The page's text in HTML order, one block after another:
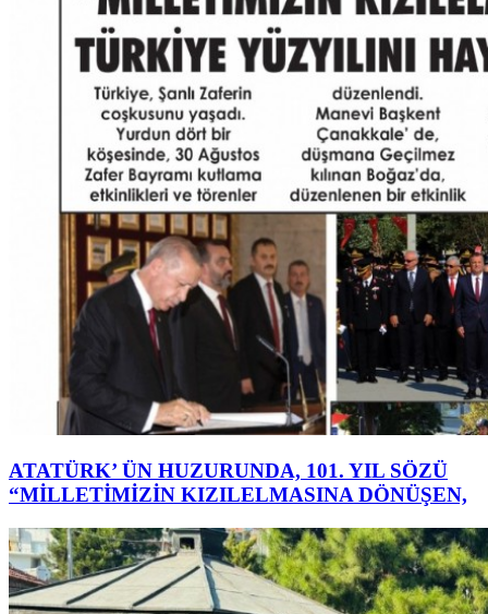
ATATÜRK’ ÜN HUZURUNDA, 101. YIL SÖZÜ
“MİLLETİMİZİN KIZILELMASINA DÖNÜŞEN,